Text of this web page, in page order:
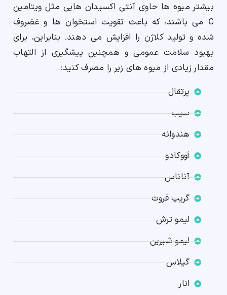
بیشتر میوه ها حاوی آنتی اکسیدان هایی مثل ویتامین
C می باشند، که باعث تقویت استخوان ها و غضروف
شده و تولید کلاژن را افزایش می دهند. بنابراین، برای
بهبود سلامت عمومی و همچنین پیشگیری از التهاب
مقدار زیادی از میوه های زیر را مصرف کنید:
پرتقال
سیب
هندوانه
آووکادو
آناناس
گریپ فروت
لیمو ترش
لیمو شیرین
گیلاس
انار